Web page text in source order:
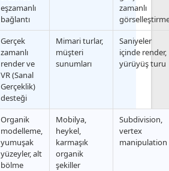
eşzamanlı
bağlantı
zamanlı
Gerçek
zamanlı
render ve
VR (Sanal
Gerçeklik)
desteği
Mimari turlar,
müşteri
sunumları
Saniyeler
içinde render,
yürüyüş turu
Organik
modelleme,
yumuşak
yüzeyler, alt
bölme
Mobilya,
heykel,
karmaşık
organik
şekiller
Subdivision,
vertex
manipulation